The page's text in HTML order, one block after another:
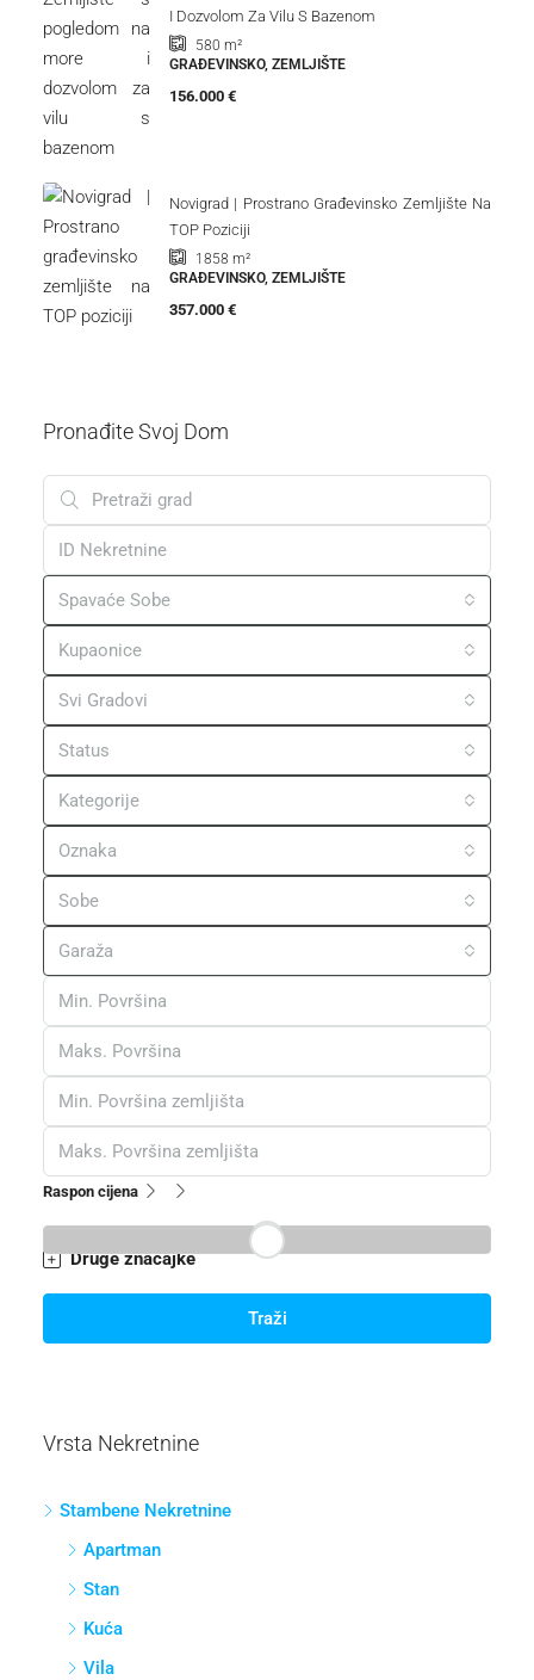
I Dozvolom Za Vilu S Bazenom
580 m²
GRAĐEVINSKO, ZEMLJIŠTE
156.000 €
Novigrad | Prostrano Građevinsko Zemljište Na
TOP Poziciji
1858 m²
GRAĐEVINSKO, ZEMLJIŠTE
357.000 €
Pronađite Svoj Dom
Spavaće Sobe
Kupaonice
Svi Gradovi
Status
Kategorije
Oznaka
Sobe
Garaža
Raspon cijena
Druge značajke
Traži
Vrsta Nekretnine
Stambene Nekretnine
Apartman
Stan
Kuća
Vila